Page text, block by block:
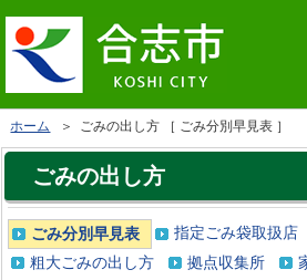
ホーム ＞ ごみの出し方 ［ ごみ分別早見表 ］
ごみの出し方
ごみ分別早見表 指定ごみ袋取扱店
粗大ごみの出し方
拠点収集所